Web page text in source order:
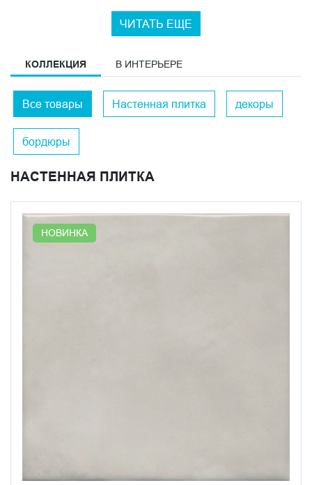
стен всегда пользовалась большой популярностью, в
Эффект майолики и наличие нескольких глянцевых
созданный капельками воды, добавляет интерьеру
венецианского колорита. В этом водяном кружеве
можно также заметить флористические мотивы,
переливающиеся в лучах света. Серия включает в себя
Плитка изготовлена из высококачественной керамики и
подходит для использования в ванной комнате или для
отделки стен внутри помещений. Глянцевая
поверхность и причудливые рисунки создают особую
ЧИТАТЬ ЕЩЕ
КОЛЛЕКЦИЯ В ИНТЕРЬЕРЕ
Все товары Настенная плитка декоры
бордюры
НАСТЕННАЯ ПЛИТКА
НОВИНКА